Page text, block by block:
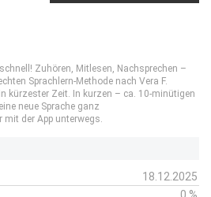
Zuhören, Mitlesen, Nachsprechen –
Sprachlern-Methode nach Vera F.
kürzester Zeit. In kurzen – ca. 10-minütigen
neue Sprache ganz
der App unterwegs.
18.12.2025